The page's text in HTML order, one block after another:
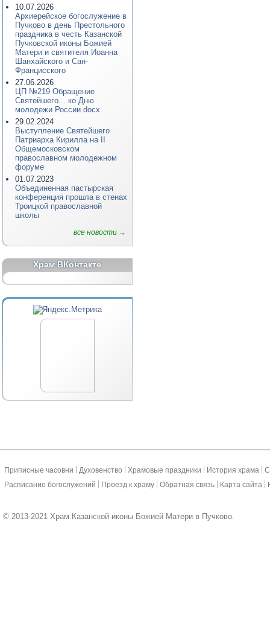
10.07.2026
Архиерейское богослужение в
Пучково в день Престольного
праздника в честь Казанской
Пучковской иконы Божией
Матери и святителя Иоанна
Шанхайского и Сан-
Францисского
27.06.2026
ЦП №219 Обращение
Святейшего... ко Дню
молодежи России.docx
29.02.2024
Выступление Святейшего
Патриарха Кирилла на II
Общемосковском
православном молодежном
форуме
01.07.2023
Объединенная пастырская
конференция прошла в стенах
Троицкой православной
школы
все новости →
Храм ВКонтакте
Приписные часовни Духовенство Храмовые праздники История храма
Расписание богослужений
Проезд к храму Обратная связь Карта сайта
© 2013-2021 Храм Казанской иконы Божией Матери в Пучково.